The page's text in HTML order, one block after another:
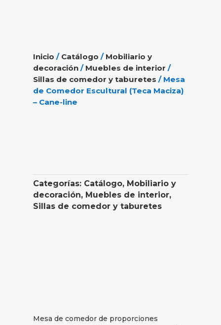
Inicio / Catálogo / Mobiliario y
decoración / Muebles de interior /
Sillas de comedor y taburetes / Mesa
de Comedor Escultural (Teca Maciza)
– Cane-line
Categorías: Catálogo, Mobiliario y
decoración, Muebles de interior,
Sillas de comedor y taburetes
Mesa de comedor de proporciones